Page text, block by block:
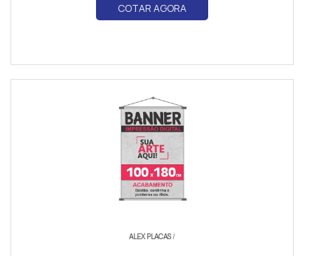
COTAR AGORA
ALEX PLACAS/